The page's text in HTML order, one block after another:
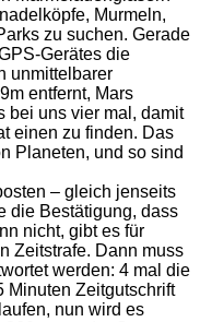
Murmeln,
zu suchen. Gerade
Gerätes die
unmittelbarer
entfernt, Mars
bei uns vier mal, damit
einen zu finden. Das
Planeten, und so sind
– gleich jenseits
die Bestätigung, dass
nicht, gibt es für
Zeitstrafe. Dann muss
werden: 4 mal die
Minuten Zeitgutschrift
nun wird es